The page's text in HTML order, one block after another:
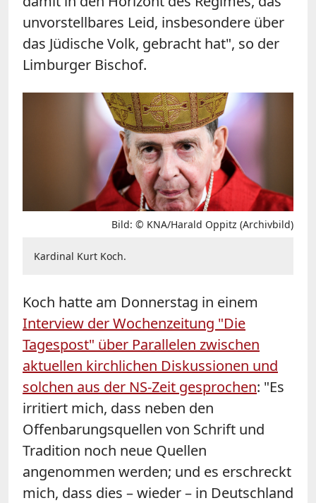
unvorstellbares Leid, insbesondere über
das Jüdische Volk, gebracht hat", so der
Limburger Bischof.
Bild: © KNA/Harald Oppitz (Archivbild)
Kardinal Kurt Koch.
Koch hatte am Donnerstag in einem
Interview der Wochenzeitung "Die
Tagespost" über Parallelen zwischen
aktuellen kirchlichen Diskussionen und
solchen aus der NS-Zeit gesprochen: "Es
irritiert mich, dass neben den
Offenbarungsquellen von Schrift und
Tradition noch neue Quellen
angenommen werden; und es erschreckt
mich, dass dies – wieder – in Deutschland